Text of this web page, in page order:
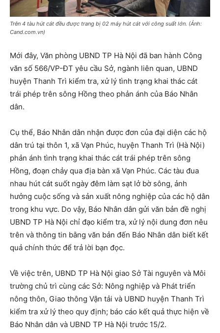
Trên 4 tàu hút cát đều được trang bị 02 máy hút cát với công suất lớn. (Ảnh:
Cand.com.vn)
Mới đây, Văn phòng UBND TP Hà Nội đã ban hành Công
văn số 566/VP-ĐT yêu cầu Sở, ngành liên quan, UBND
huyện Thanh Trì kiểm tra, xử lý tình trạng khai thác cát
trái phép trên sông Hồng theo phản ánh của Báo Nhân
dân.
Cụ thể, Báo Nhân dân nhận được đơn của đại diện các hộ
dân trú tại thôn 1, xã Vạn Phúc, huyện Thanh Trì (Hà Nội)
phản ánh tình trạng khai thác cát trái phép trên sông
Hồng, đoạn chảy qua địa bàn xã Vạn Phúc. Các tàu đua
nhau hút cát suốt ngày đêm làm sạt lở bờ sông, ảnh
hưởng cuộc sống và sản xuất nông nghiệp của các hộ dân
trong khu vực. Do vậy, Báo Nhân dân gửi văn bản đề nghị
UBND TP Hà Nội chỉ đạo kiểm tra, xử lý nội dung đơn nêu
trên và thông tin bằng văn bản đến Báo Nhân dân biết kết
quả chính thức để trả lời bạn đọc.
Về việc trên, UBND TP Hà Nội giao Sở Tài nguyên và Môi
trường chủ trì cùng các Sở: Nông nghiệp và Phát triển
nông thôn, Giao thông Vận tải và UBND huyện Thanh Trì
kiểm tra xử lý theo quy định; báo cáo kết quả thực hiện về
Báo Nhân dân và UBND TP Hà Nội trước 15/2.